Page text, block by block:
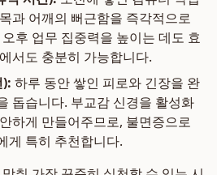
과 어깨의 뻐근함을 즉각적으로
후 업무 집중력을 높이는 데도 효
서도 충분히 가능합니다.
하루 동안 쌓인 피로와 긴장을 완
돕습니다. 부교감 신경을 활성화
하게 만들어주므로, 불면증으로
게 특히 추천합니다.